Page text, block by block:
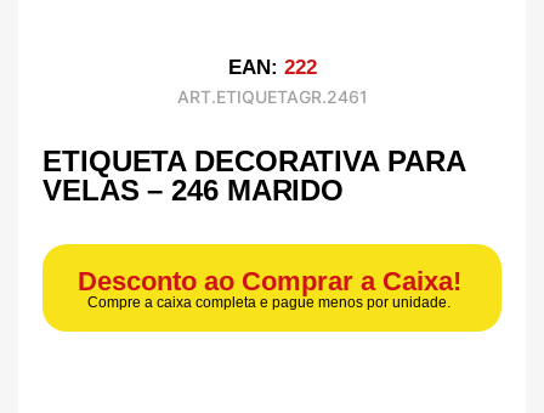
EAN: 222
ART.ETIQUETAGR.2461
ETIQUETA DECORATIVA PARA
VELAS – 246 MARIDO
Desconto ao Comprar a Caixa!
Compre a caixa completa e pague menos por unidade.